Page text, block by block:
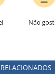
Não